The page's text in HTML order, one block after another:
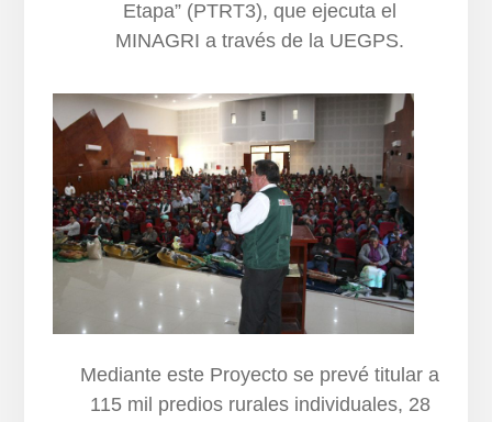
Etapa” (PTRT3), que ejecuta el
MINAGRI a través de la UEGPS.
Mediante este Proyecto se prevé titular a
115 mil predios rurales individuales, 28